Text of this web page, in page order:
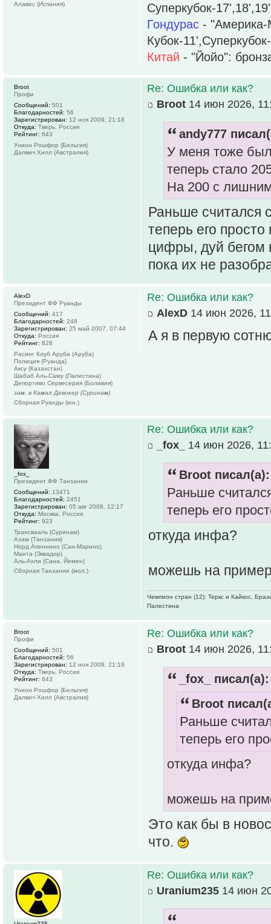
Суперкубок-17',18',19'
Гондурас -
Кубок-
Китай - "Йойо":
Алавес (Испания)
Re: Ошибка или как?
Broot 14 июн 2026,
andy777
У меня тоже
теперь стало
На 200 с
Раньше считался
теперь его
цифры, дуй бегом
пока их не
Broot
Профи
Сообщений: 501
Благодарностей: 56
Зарегистрирован: 12 ноя 2009, 21:18
Откуда: Тверь, Россия
Рейтинг: 643
Унион Рошфор (Бельгия)
Далвич Хилл (Австралия)
Re: Ошибка или как?
AlexD 14 июн 2026,
А я в первую
AlexD
Президент ФФ Руанды
Сообщений: 417
Благодарностей: 248
Зарегистрирован: 25 май 2007, 07:44
Откуда: Россия
Рейтинг: 828
Расинг Клуб Аруба (Аруба)
Полиция (Руанда)
Аксу (Казахстан)
Шабаб Аль-Саму (Палестина)
Депортиво Сервесерия (Боливия)
зам. в Камал Девокер (Суринам)
Сборная Руанды (юн.)
Re: Ошибка или как?
_fox_
14 июн 2026,
Broot писал(а):
Раньше
теперь его
откуда инфа?
можешь на
Чемпион стран (12): Теркс и Кайкос,
Палестина
_fox_
Президент ФФ Танзании
Сообщений: 13471
Благодарностей: 2451
Зарегистрирован: 05 авг 2008, 12:17
Откуда: Москва, Россия
Рейтинг: 923
Трансвааль (Суринам)
Азам (Танзания)
Норд Апеннино (Сан-Марино)
Манта (Эквадор)
Аль-Ахли (Сана, Йемен)
Сборная Танзании (мол.)
Re: Ошибка или как?
Broot 14 июн 2026,
_fox_ писал(а):
Broot
Раньше
теперь его
откуда инфа?
можешь на
Это как бы в
что.
Broot
Профи
Сообщений: 501
Благодарностей: 56
Зарегистрирован: 12 ноя 2009, 21:18
Откуда: Тверь, Россия
Рейтинг: 643
Унион Рошфор (Бельгия)
Далвич Хилл (Австралия)
Re: Ошибка или как?
Uranium235 14 июн